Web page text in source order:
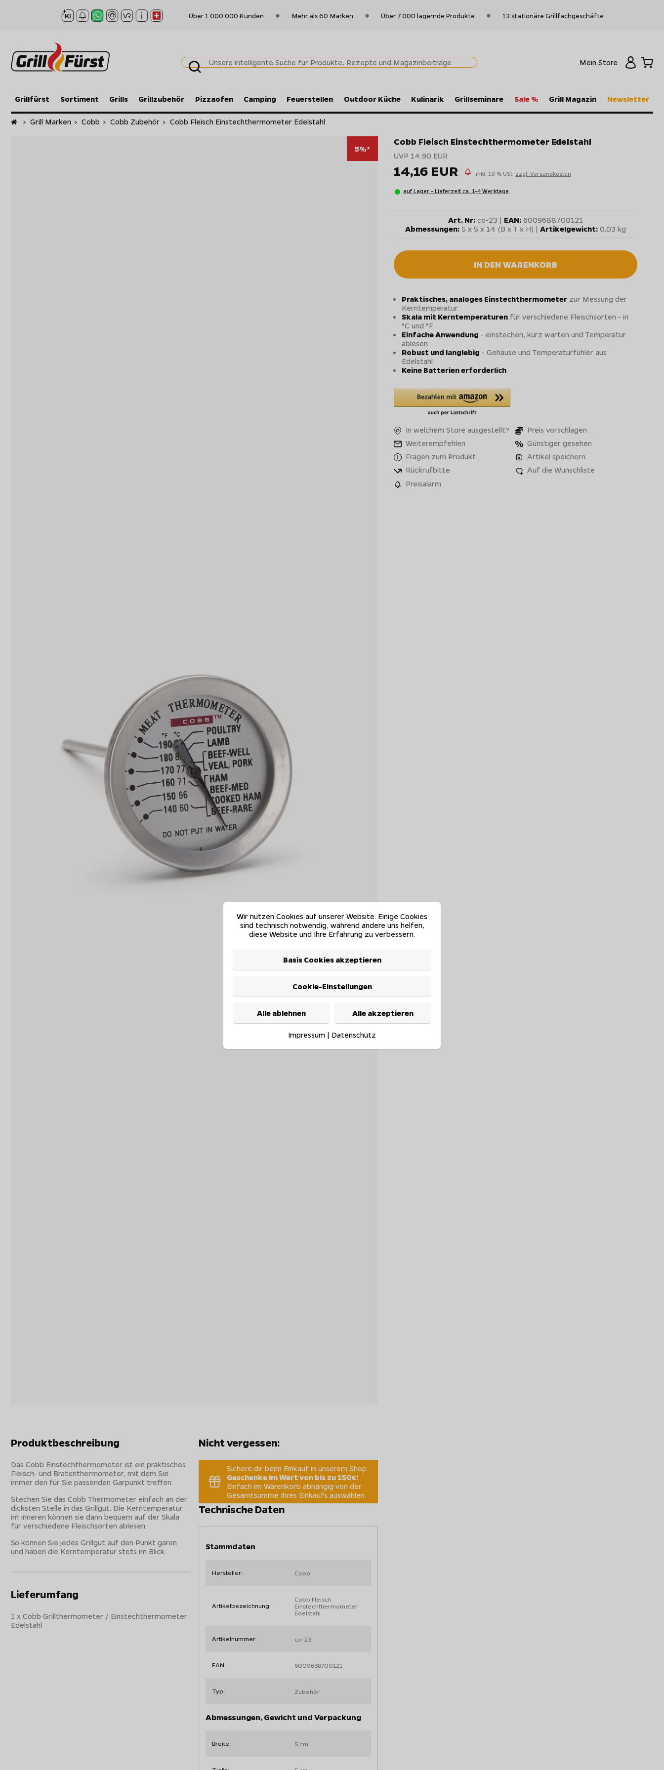
Über 1.000.000 Kunden Mehr als 60 Marken Über 7.000 lagernde Produkte 13 stationäre Grillfachgeschäfte
Mein Store
Grillfürst Sortiment Grills Grillzubehör Pizzaofen Camping Feuerstellen Outdoor Küche Kulinarik Grillseminare Sale % Grill Magazin Newsletter
Startseite
> Grill Marken > Cobb > Cobb Zubehör > Cobb Fleisch Einstechthermometer Edelstahl
5%*
Cobb Fleisch Einstechthermometer Edelstahl
UVP 14,90 EUR
14,16 EUR inkl. 19 % USt, zzgl. Versandkosten
auf Lager - Lieferzeit ca. 1-4 Werktage
Art. Nr:co-23 | EAN:6009688700121
Abmessungen:5 x 5 x 14 (B x T x H) | Artikelgewicht:0,03 kg
IN DEN WARENKORB
Praktisches, analoges Einstechthermometerzur Messung der
Kerntemperatur
Skala mit Kerntemperaturenfür verschiedene Fleischsorten - in
°C und °F
Einfache Anwendung - einstechen, kurz warten und Temperatur
ablesen
Robust und langlebig - Gehäuse und Temperaturfühler aus
Edelstahl
Keine Batterien erforderlich
In welchem Store ausgestellt?
Preis vorschlagen
Weiterempfehlen
Günstiger gesehen
Fragen zum Produkt
Artikel speichern
Rückrufbitte
Auf die Wunschliste
Preisalarm
Produktbeschreibung
Das Cobb Einstechthermometer ist ein praktisches
Fleisch- und Bratenthermometer, mit dem Sie
immer den für Sie passenden Garpunkt treffen.
Stechen Sie das Cobb Thermometer einfach an der
dicksten Stelle in das Grillgut. Die Kerntemperatur
im Inneren können sie dann bequem auf der Skala
für verschiedene Fleischsorten ablesen.
So können Sie jedes Grillgut auf den Punkt garen
und haben die Kerntemperatur stets im Blick.
Lieferumfang
1 x Cobb Grillthermometer / Einstechthermometer
Edelstahl
Nicht vergessen:
Sichere dir beim Einkauf in unserem Shop
Geschenke im Wert von bis zu 150€!
Einfach im Warenkorb abhängig von der
Gesamtsumme Ihres Einkaufs auswählen.
Technische Daten
Stammdaten
Hersteller: Cobb
Artikelbezeichnung:
Cobb Fleisch
Einstechthermometer
Edelstahl
Artikelnummer: co-23
EAN: 6009688700121
Typ: Zubehör
Abmessungen, Gewicht und Verpackung
Breite: 5 cm
Wir nutzen Cookies auf unserer Website. Einige Cookies
sind technisch notwendig, während andere uns helfen,
diese Website und Ihre Erfahrung zu verbessern.
Basis Cookies akzeptieren
Cookie-Einstellungen
Alle ablehnen Alle akzeptieren
Impressum | Datenschutz